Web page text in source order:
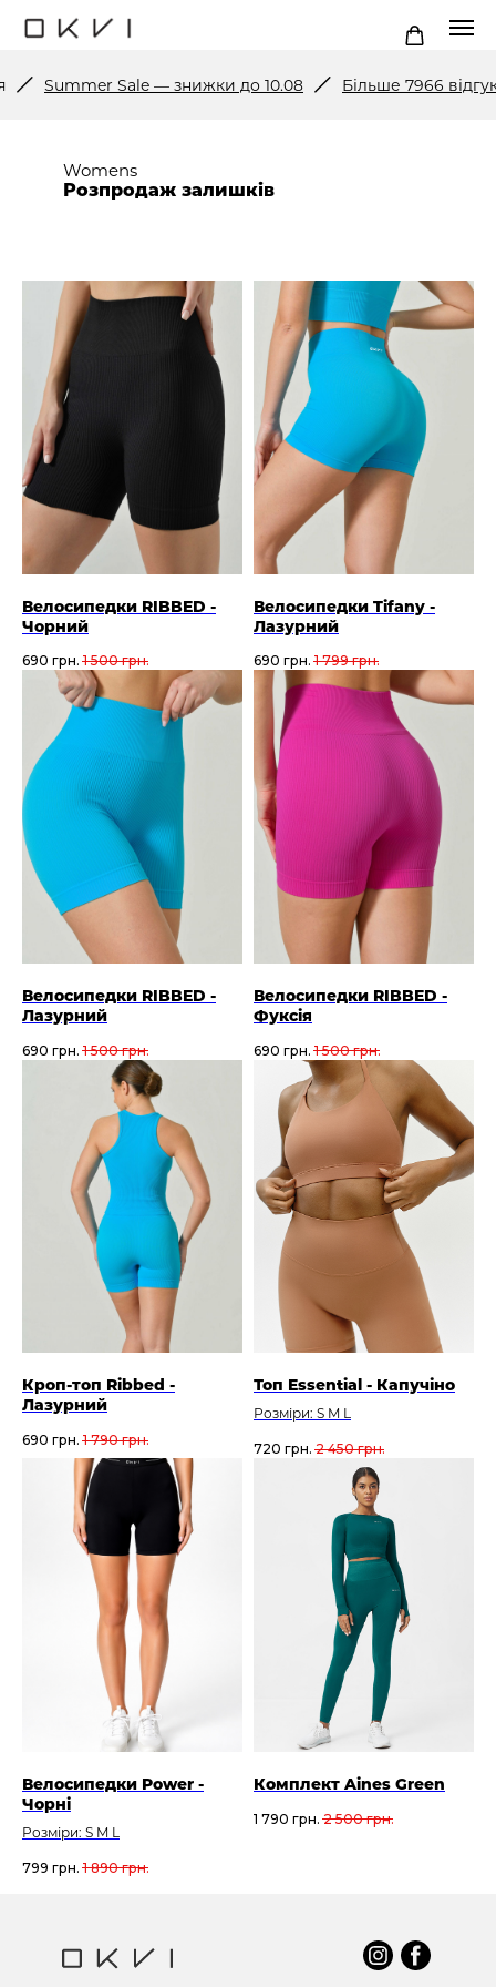
Summer Sale — знижки до 10.08 Більше 7966
Розпродаж залишків
Womens
Велосипедки RIBBED -
Чорний
690 грн. 1 500 грн.
Велосипедки Tifany -
Лазурний
690 грн. 1 799 грн.
Велосипедки RIBBED -
Лазурний
690 грн. 1 500 грн.
Велосипедки RIBBED -
Фуксія
690 грн. 1 500 грн.
Кроп-топ Ribbed -
Лазурний
690 грн. 1 790 грн.
Топ Essential - Капучіно
Розміри: S M L
720 грн. 2 450 грн.
Велосипедки Power -
Чорні
Розміри: S M L
799 грн. 1 890 грн.
Комплект Aines Green
1 790 грн. 2 500 грн.